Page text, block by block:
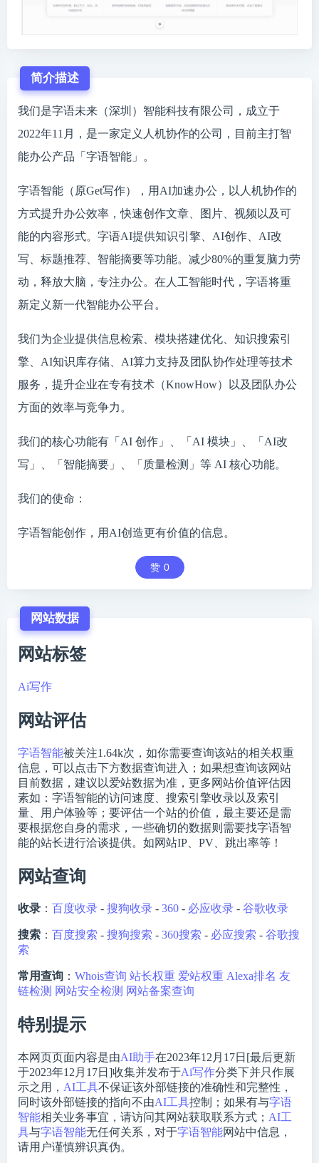
简介描述
我们是字语未来（深圳）智能科技有限公司，成立于
2022年11月，是一家定义人机协作的公司，目前主打智
能办公产品「字语智能」。
字语智能（原Get写作），用AI加速办公，以人机协作的
方式提升办公效率，快速创作文章、图片、视频以及可
能的内容形式。字语AI提供知识引擎、AI创作、AI改
写、标题推荐、智能摘要等功能。减少80%的重复脑力劳
动，释放大脑，专注办公。在人工智能时代，字语将重
新定义新一代智能办公平台。
我们为企业提供信息检索、模块搭建优化、知识搜索引
擎、AI知识库存储、AI算力支持及团队协作处理等技术
服务，提升企业在专有技术（KnowHow）以及团队办公
方面的效率与竞争力。
我们的核心功能有「AI 创作」、「AI 模块」、「AI改
写」、「智能摘要」、「质量检测」等 AI 核心功能。
我们的使命：
字语智能创作，用AI创造更有价值的信息。
赞 0
网站数据
网站标签
Ai写作
网站评估
字语智能被关注1.64k次，如你需要查询该站的相关权重
信息，可以点击下方数据查询进入；如果想查询该网站
目前数据，建议以爱站数据为准，更多网站价值评估因
素如：字语智能的访问速度、搜索引擎收录以及索引
量、用户体验等；要评估一个站的价值，最主要还是需
要根据您自身的需求，一些确切的数据则需要找字语智
能的站长进行洽谈提供。如网站IP、PV、跳出率等！
网站查询
收录 ： 百度收录 - 搜狗收录 - 360 - 必应收录 - 谷歌收录
搜索 ： 百度搜索 - 搜狗搜索 - 360搜索 - 必应搜索 - 谷歌搜
索
常用查询 ： Whois查询 站长权重 爱站权重 Alexa排名 友
链检测 网站安全检测 网站备案查询
特别提示
本网页页面内容是由AI助手在2023年12月17日[最后更新
于2023年12月17日]收集并发布于Ai写作分类下并只作展
示之用， AI工具不保证该外部链接的准确性和完整性，
同时该外部链接的指向不由AI工具控制；如果有与字语
智能相关业务事宜，请访问其网站获取联系方式； AI工
具与字语智能无任何关系，对于字语智能网站中信息，
请用户谨慎辨识真伪。